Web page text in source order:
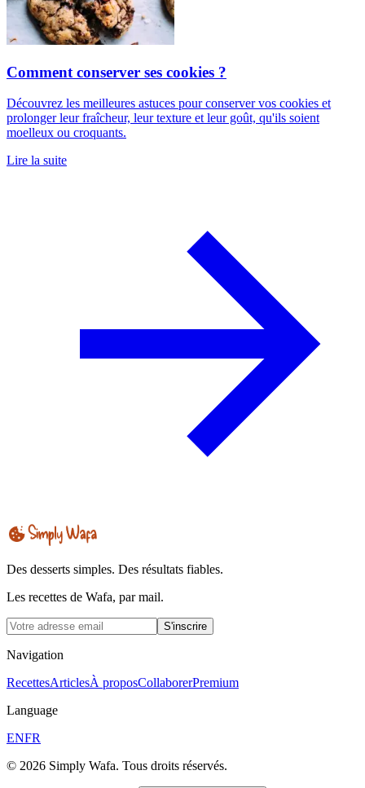
Comment conserver ses cookies ?
Découvrez les meilleures astuces pour conserver vos cookies et
prolonger leur fraîcheur, leur texture et leur goût, qu'ils soient
moelleux ou croquants.
Lire la suite
Des desserts simples. Des résultats fiables.
Les recettes de Wafa, par mail.
S'inscrire
Navigation
RecettesArticlesÀ proposCollaborerPremium
Language
ENFR
© 2026 Simply Wafa. Tous droits réservés.